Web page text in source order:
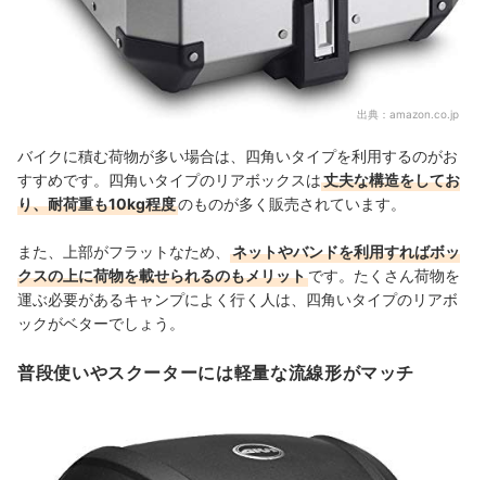
出典： amazon.co.jp
バイクに積む荷物が多い場合は、四角いタイプを利用するのがお
すすめです。四角いタイプのリアボックスは丈夫な構造をしてお
り、耐荷重も10kg程度のものが多く販売されています。
また、上部がフラットなため、
ネットやバンドを利用すればボッ
クスの上に荷物を載せられるのもメリットです。たくさん荷物を
運ぶ必要があるキャンプによく行く人は、四角いタイプのリアボ
ックがベターでしょう。
普段使いやスクーターには軽量な流線形がマッチ